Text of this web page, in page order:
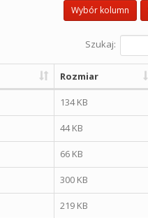
Wybór kolumn
Szukaj:
Rozmiar
134 KB
44 KB
66 KB
300 KB
219 KB